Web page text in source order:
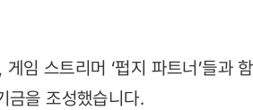
임 스트리머 ‘펍지 파트너’들과
금을 조성했습니다.